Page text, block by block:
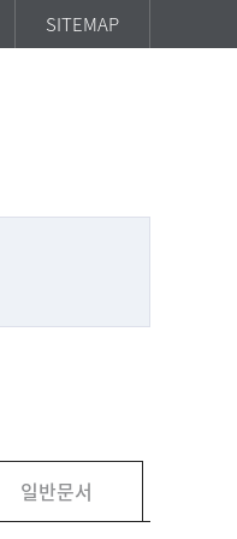
SITEMAP
일반문서